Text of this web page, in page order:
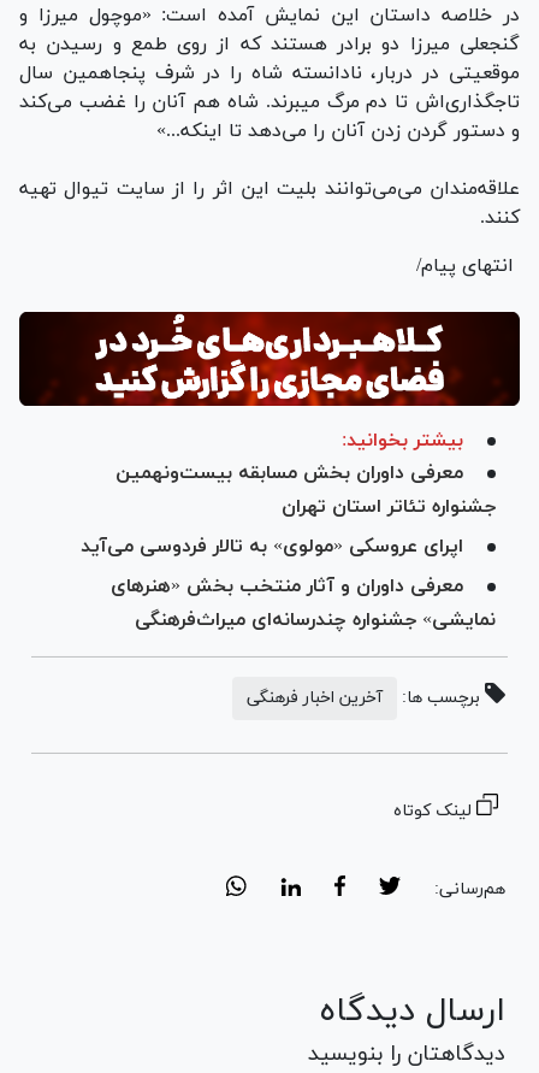
در خلاصه داستان این نمایش آمده است: «موچول میرزا و
گنجعلی میرزا دو برادر هستند که از روی طمع و رسیدن به
موقعیتی در دربار، نادانسته شاه را در شرف پنجاهمین سال
تاجگذاری‌اش تا دم مرگ میبرند. شاه هم آنان را غضب می‌کند
و دستور گردن زدن آنان را می‌دهد تا اینکه...»
علاقه‌مندان می‌می‌توانند بلیت این اثر را از سایت تیوال تهیه
کنند.
انتهای پیام/
بیشتر بخوانید:
معرفی داوران بخش مسابقه بیست‌و‌نهمین
جشنواره تئاتر استان تهران
اپرای عروسکی «مولوی» به تالار فردوسی می‌آید
معرفی داوران و آثار منتخب بخش «هنر‌های
نمایشی» جشنواره چندرسانه‌ای میراث‌فرهنگی
برچسب ها: آخرین اخبار فرهنگی
لینک کوتاه
هم‌رسانی:
ارسال دیدگاه
دیدگاهتان را بنویسید